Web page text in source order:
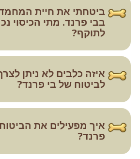
ביטחתי את חיית
בבי פרנד. מתי הכיסוי
לתוקף?
איזה כלבים לא ניתן
לביטוח של בי פרנד?
איך מפעילים את
פרנד?